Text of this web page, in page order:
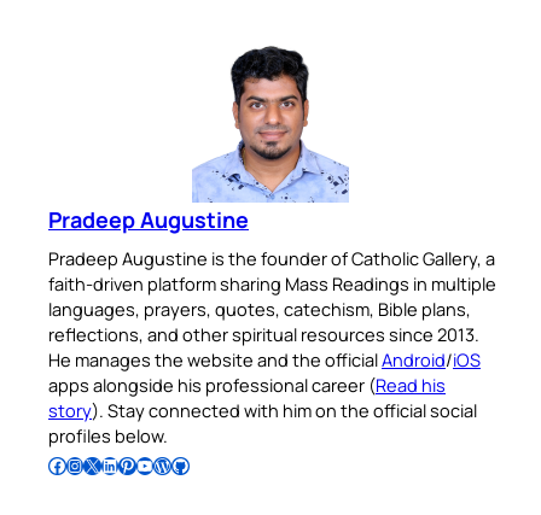
Pradeep Augustine
Pradeep Augustine is the founder of Catholic Gallery, a
faith-driven platform sharing Mass Readings in multiple
languages, prayers, quotes, catechism, Bible plans,
reflections, and other spiritual resources since 2013.
He manages the website and the officialAndroid/iOS
apps alongside his professional career (Read his
story). Stay connected with him on the official social
profiles below.
Follow Pradeep on Facebook Follow Pradeep on InstagramFollow Pradeep on X Follow Pradeep on LinkedIn Follow Pradeep on Pinterest Subscribe to Pradeep’s Youtube Channel Follow Pradeep on WordPress Follow Pradeep on GitHub